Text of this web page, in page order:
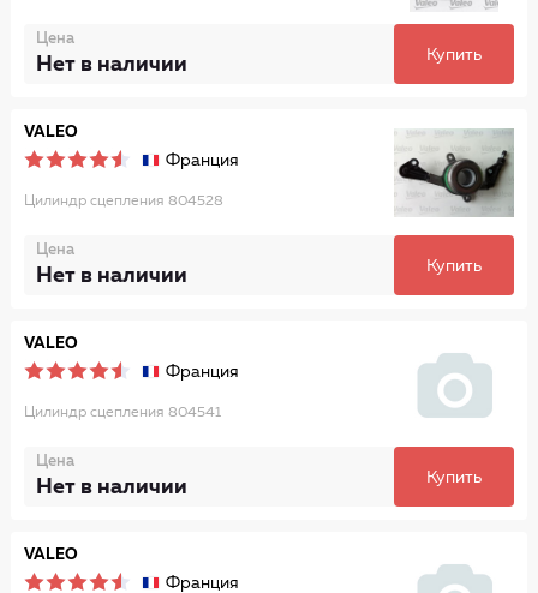
Цена
Нет в наличии Купить
VALEO
Франция
Цилиндр сцепления 804528
Цена
Нет в наличии Купить
VALEO
Франция
Цилиндр сцепления 804541
Цена
Нет в наличии Купить
VALEO
Франция